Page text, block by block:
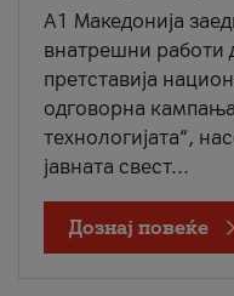
A1 Македонија
внатрешни работи
претставија
одговорна
технологијата“,
јавната свест...
Дознај повеќе